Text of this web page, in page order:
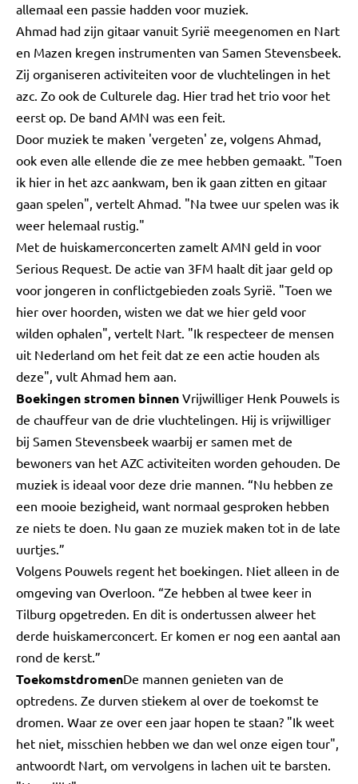
allemaal een passie hadden voor muziek.
Ahmad had zijn gitaar vanuit Syrië meegenomen en Nart
en Mazen kregen instrumenten van Samen Stevensbeek.
Zij organiseren activiteiten voor de vluchtelingen in het
azc. Zo ook de Culturele dag. Hier trad het trio voor het
eerst op. De band AMN was een feit.
Door muziek te maken 'vergeten' ze, volgens Ahmad,
ook even alle ellende die ze mee hebben gemaakt. "Toen
ik hier in het azc aankwam, ben ik gaan zitten en gitaar
gaan spelen", vertelt Ahmad. "Na twee uur spelen was ik
weer helemaal rustig."
Met de huiskamerconcerten zamelt AMN geld in voor
Serious Request. De actie van 3FM haalt dit jaar geld op
voor jongeren in conflictgebieden zoals Syrië. "Toen we
hier over hoorden, wisten we dat we hier geld voor
wilden ophalen", vertelt Nart. "Ik respecteer de mensen
uit Nederland om het feit dat ze een actie houden als
deze", vult Ahmad hem aan.
Boekingen stromen binnen Vrijwilliger Henk Pouwels is
de chauffeur van de drie vluchtelingen. Hij is vrijwilliger
bij Samen Stevensbeek waarbij er samen met de
bewoners van het AZC activiteiten worden gehouden. De
muziek is ideaal voor deze drie mannen. “Nu hebben ze
een mooie bezigheid, want normaal gesproken hebben
ze niets te doen. Nu gaan ze muziek maken tot in de late
uurtjes.”
Volgens Pouwels regent het boekingen. Niet alleen in de
omgeving van Overloon. “Ze hebben al twee keer in
Tilburg opgetreden. En dit is ondertussen alweer het
derde huiskamerconcert. Er komen er nog een aantal aan
rond de kerst.”
ToekomstdromenDe mannen genieten van de
optredens. Ze durven stiekem al over de toekomst te
dromen. Waar ze over een jaar hopen te staan? "Ik weet
het niet, misschien hebben we dan wel onze eigen tour",
antwoordt Nart, om vervolgens in lachen uit te barsten.